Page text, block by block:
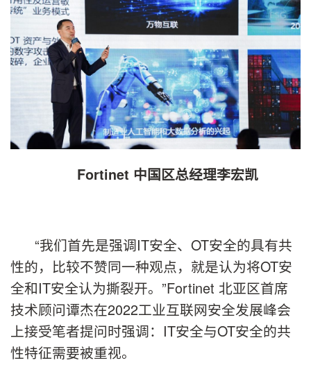
Fortinet 中国区总经理李宏凯
“我们首先是强调IT安全、OT安全的具有共
性的，比较不赞同一种观点，就是认为将OT安
全和IT安全认为撕裂开。”Fortinet 北亚区首席
技术顾问谭杰在2022工业互联网安全发展峰会
上接受笔者提问时强调：IT安全与OT安全的共
性特征需要被重视。